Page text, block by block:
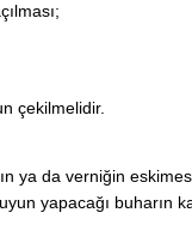
çekilmelidir.
ya da verniğin
yapacağı buharın